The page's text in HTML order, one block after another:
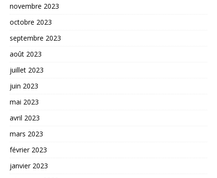
novembre 2023
octobre 2023
septembre 2023
août 2023
juillet 2023
juin 2023
mai 2023
avril 2023
mars 2023
février 2023
janvier 2023